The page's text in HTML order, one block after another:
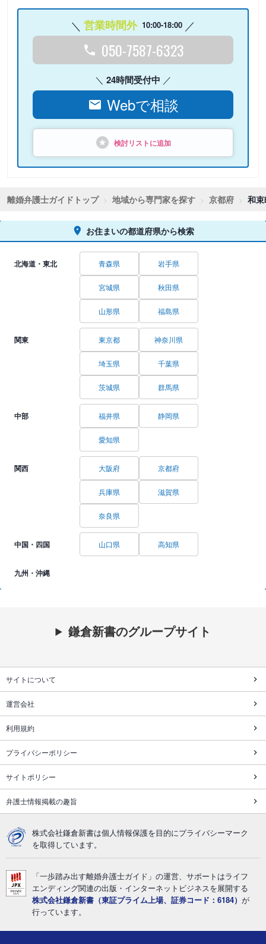
営業時間外 10:00-18:00
050-7587-6323
24時間受付中
Webで相談
検討リストに追加
離婚弁護士ガイドトップ 地域から専門家を探す 京都府 和
お住まいの都道府県から検索
北海道・東北 青森県 岩手県
宮城県 秋田県
山形県 福島県
関東 東京都 神奈川県
埼玉県 千葉県
茨城県 群馬県
中部 福井県 静岡県
愛知県
関西 大阪府 京都府
兵庫県 滋賀県
奈良県
中国・四国 山口県 高知県
九州・沖縄
鎌倉新書のグループサイト
サイトについて
運営会社
利用規約
プライバシーポリシー
サイトポリシー
弁護士情報掲載の趣旨
株式会社鎌倉新書は個人情報保護を目的にプライバシーマーク
を取得しています。
「一歩踏み出す離婚弁護士ガイド」の運営、サポートはライフ
エンディング関連の出版・インターネットビジネスを展開する
株式会社鎌倉新書（東証プライム上場、証券コード：6184） が
行っています。